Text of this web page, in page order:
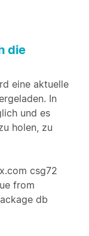
die
eine aktuelle
In
und es
holen, zu
csg72
from
db